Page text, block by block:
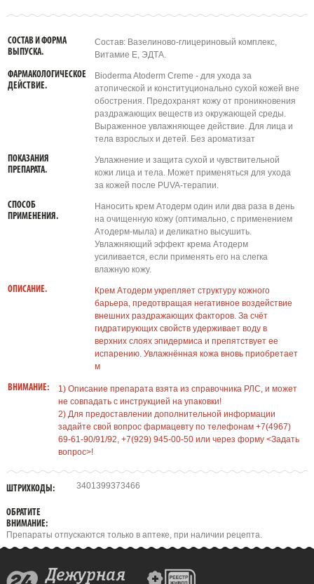
СОСТАВ И ФОРМА
ВЫПУСКА.
Состав: Вазелиново-глицериновый комплекс,
Витамие Е, ЭДТА.
ФАРМАКОЛОГИЧЕСКОЕ
ДЕЙСТВИЕ.
Bioderma Atoderm Creme - для ухода за
атопической и конституционально сухой кожей вне
обострения. Предохранят кожу от проникновения
раздражающих веществ из окружающей среды.
Выраженное увлажняющее действие. Для лица и
тела взрослых и детей. Без ароматизат
ПОКАЗАНИЯ
ПРЕПАРАТА.
Увлажнение и защита сухой и чувствительной
кожи лица и тела. Может применяться для ухода
за кожей после PUVA-терапии.
СПОСОБ
ПРИМЕНЕНИЯ.
Наносить крем Атодерм один или два раза в день
на очищенную кожу (оптимально, с применением
Атодерм-мыла) и деликатно высушить.
Увлажняющий эффект крема Атодерм
усиливается, если применять его на слегка
влажную кожу.
ОПИСАНИЕ.
Крем Атодерм укрепляет структуру кожного
барьера, предотвращая негативное воздействие
внешних раздражающих факторов. За счёт
гидратирующих свойств удерживает воду в
верхних слоях эпидермиса и препятствует ее
испарению. Увлажнённая кожа вновь приобретает
м
ВНИМАНИЕ:
1) Описание препарата взята из справочника РЛС, и может
не совпадать с инструкцией на упаковки!
2) Для предоставлении дополнительной информации
задайте свой вопрос фармацевту по телефонам +7(4967)
69-61-90/91/92, +7(929) 945-00-50 или через форму <Задать
вопрос>!
ШТРИХКОДЫ: 3401399373466
ОБРАТИТЕ
ВНИМАНИЕ:
Препараты отпускаются только в аптеке, при наличии рецепта.